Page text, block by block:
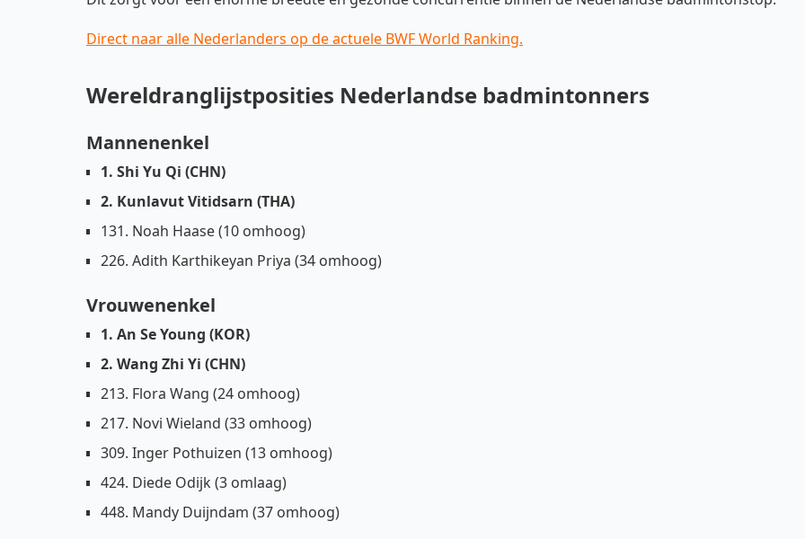
Direct naar alle Nederlanders op de actuele BWF World Ranking.
Wereldranglijstposities Nederlandse badmintonners
Mannenenkel
1. Shi Yu Qi (CHN)
2. Kunlavut Vitidsarn (THA)
131. Noah Haase (10 omhoog)
226. Adith Karthikeyan Priya (34 omhoog)
Vrouwenenkel
1. An Se Young (KOR)
2. Wang Zhi Yi (CHN)
213. Flora Wang (24 omhoog)
217. Novi Wieland (33 omhoog)
309. Inger Pothuizen (13 omhoog)
424. Diede Odijk (3 omlaag)
448. Mandy Duijndam (37 omhoog)